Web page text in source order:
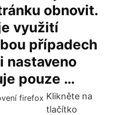
obnovit.
využití
případech
nastaveno
pouze …
Klikněte na
tlačítko